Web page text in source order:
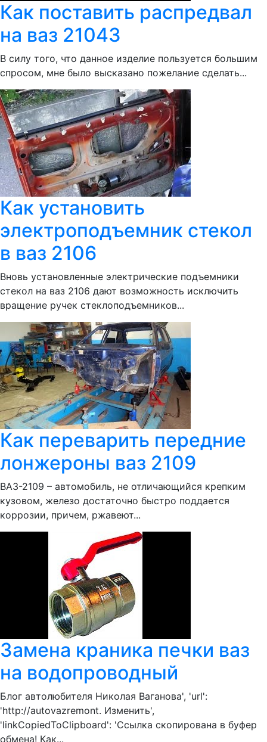
Как поставить распредвал
на ваз 21043
В силу того, что данное изделие пользуется большим
спросом, мне было высказано пожелание сделать...
Как установить
электроподъемник стекол
в ваз 2106
Вновь установленные электрические подъемники
стекол на ваз 2106 дают возможность исключить
вращение ручек стеклоподъемников...
Как переварить передние
лонжероны ваз 2109
ВАЗ-2109 – автомобиль, не отличающийся крепким
кузовом, железо достаточно быстро поддается
коррозии, причем, ржавеют...
Замена краника печки ваз
на водопроводный
Блог автолюбителя Николая Ваганова', 'url':
'http://autovazremont. Изменить',
'linkCopiedToClipboard': 'Ссылка скопирована в буфер
обмена! Как...